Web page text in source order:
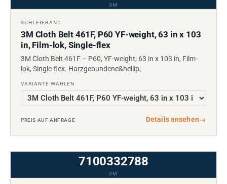
3M
SCHLEIFBAND
3M Cloth Belt 461F, P60 YF-weight, 63 in x 103
in, Film-lok, Single-flex
3M Cloth Belt 461F – P60, YF-weight; 63 in x 103 in, Film-
lok, Single-flex. Harzgebundene&hellip;
VARIANTE WÄHLEN
PREIS AUF ANFRAGE Details ansehen→
7100332788
3M